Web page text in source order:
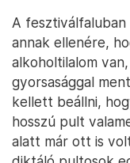
A
annak ellenére,
alkoholtilalom
gyorsasággal
kellett beállni,
hosszú pult
alatt már ott is